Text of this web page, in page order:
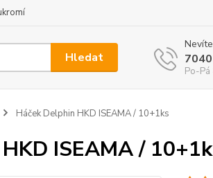
Hledat
Po-
Háček Delphin HKD ISEAMA / 10+1ks
ISEAMA /